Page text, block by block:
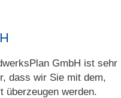
GmbH ist sehr
dass wir Sie mit dem,
überzeugen werden.